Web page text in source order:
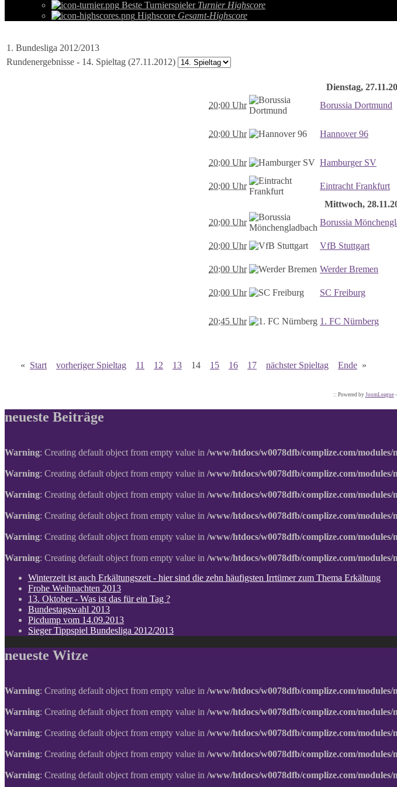
Beste Turnierspieler Turnier Highscore
Highscore Gesamt-Highscore
1. Bundesliga 2012/2013
Rundenergebnisse - 14. Spieltag (27.11.2012)
Dienstag,
20:00 Uhr
Borussia Dortmund
20:00 Uhr Hannover 96
20:00 Uhr Hamburger SV
20:00 Uhr Eintracht Frankfurt
Mittwoch,
20:00 Uhr
Borussia
20:00 Uhr VfB Stuttgart
20:00 Uhr Werder Bremen
20:00 Uhr SC Freiburg
20:45 Uhr 1. FC Nürnberg
« Start vorheriger Spieltag 11 12 13 14 15 16 17 nächster Spieltag Ende »
:: Powered by JoomLeague-
neueste Beiträge
Warning: Creating default object from empty value in /www/htdocs/w0078dfb/complize.com/modules/
Warning: Creating default object from empty value in /www/htdocs/w0078dfb/complize.com/modules/
Warning: Creating default object from empty value in /www/htdocs/w0078dfb/complize.com/modules/
Warning: Creating default object from empty value in /www/htdocs/w0078dfb/complize.com/modules/
Warning: Creating default object from empty value in /www/htdocs/w0078dfb/complize.com/modules/
Warning: Creating default object from empty value in /www/htdocs/w0078dfb/complize.com/modules/
Winterzeit ist auch Erkältungszeit - hier sind die zehn häufigsten Irrtümer zum Thema Erkältung
Frohe Weihnachten 2013
13. Oktober - Was ist das für ein Tag ?
Bundestagswahl 2013
Picdump vom 14.09.2013
Sieger Tippspiel Bundesliga 2012/2013
neueste Witze
Warning: Creating default object from empty value in /www/htdocs/w0078dfb/complize.com/modules/
Warning: Creating default object from empty value in /www/htdocs/w0078dfb/complize.com/modules/
Warning: Creating default object from empty value in /www/htdocs/w0078dfb/complize.com/modules/
Warning: Creating default object from empty value in /www/htdocs/w0078dfb/complize.com/modules/
Warning: Creating default object from empty value in /www/htdocs/w0078dfb/complize.com/modules/